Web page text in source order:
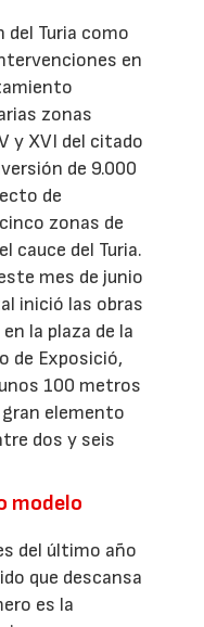
del Turia como
en
zonas
y XVI del citado
de 9.000
de
zonas de
cauce del Turia.
mes de junio
inició las obras
la plaza de la
de Exposició,
100 metros
gran elemento
dos y seis
modelo
del último año
que descansa
es la